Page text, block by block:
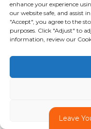
Solution technique
toilettes en LSR, nous
refroidissement
chauds. Ceci réduit le
aux systèmes de
température entre le
Coureur froid vs coureur
Leave
enhance your experience
our website safe, and assist
"Accept", you agree to the
purposes. Click "Adjust" to
information, review our